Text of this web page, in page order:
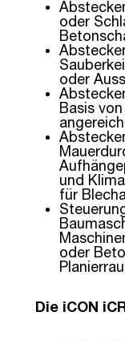
oder
oder
Basis
und
für
oder
Die iCON